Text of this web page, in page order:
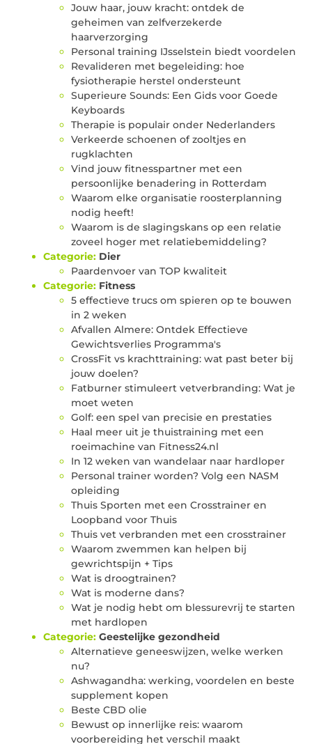
Jouw haar, jouw kracht: ontdek de
geheimen van zelfverzekerde
haarverzorging
Personal training IJsselstein biedt voordelen
Revalideren met begeleiding: hoe
fysiotherapie herstel ondersteunt
Superieure Sounds: Een Gids voor Goede
Keyboards
Therapie is populair onder Nederlanders
Verkeerde schoenen of zooltjes en
rugklachten
Vind jouw fitnesspartner met een
persoonlijke benadering in Rotterdam
Waarom elke organisatie roosterplanning
nodig heeft!
Waarom is de slagingskans op een relatie
zoveel hoger met relatiebemiddeling?
Categorie: Dier
Paardenvoer van TOP kwaliteit
Categorie: Fitness
5 effectieve trucs om spieren op te bouwen
in 2 weken
Afvallen Almere: Ontdek Effectieve
Gewichtsverlies Programma's
CrossFit vs krachttraining: wat past beter bij
jouw doelen?
Fatburner stimuleert vetverbranding: Wat je
moet weten
Golf: een spel van precisie en prestaties
Haal meer uit je thuistraining met een
roeimachine van Fitness24.nl
In 12 weken van wandelaar naar hardloper
Personal trainer worden? Volg een NASM
opleiding
Thuis Sporten met een Crosstrainer en
Loopband voor Thuis
Thuis vet verbranden met een crosstrainer
Waarom zwemmen kan helpen bij
gewrichtspijn + Tips
Wat is droogtrainen?
Wat is moderne dans?
Wat je nodig hebt om blessurevrij te starten
met hardlopen
Categorie: Geestelijke gezondheid
Alternatieve geneeswijzen, welke werken
nu?
Ashwagandha: werking, voordelen en beste
supplement kopen
Beste CBD olie
Bewust op innerlijke reis: waarom
voorbereiding het verschil maakt